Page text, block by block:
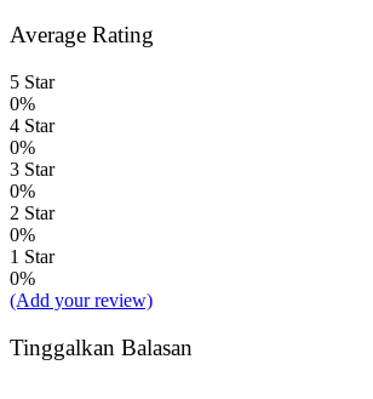
Average Rating
5 Star
0%
4 Star
0%
3 Star
0%
2 Star
0%
1 Star
0%
(Add your review)
Tinggalkan Balasan